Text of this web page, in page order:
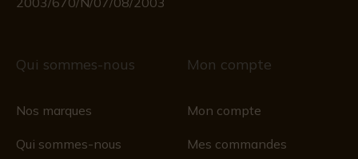
Qui sommes-nous
Nos marques
Qui sommes-nous
Mon compte
Mon compte
Mes commandes